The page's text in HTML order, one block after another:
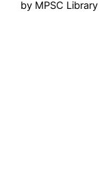
by MPSC Library